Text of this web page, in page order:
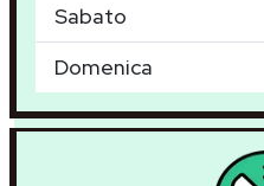
Sabato
Domenica